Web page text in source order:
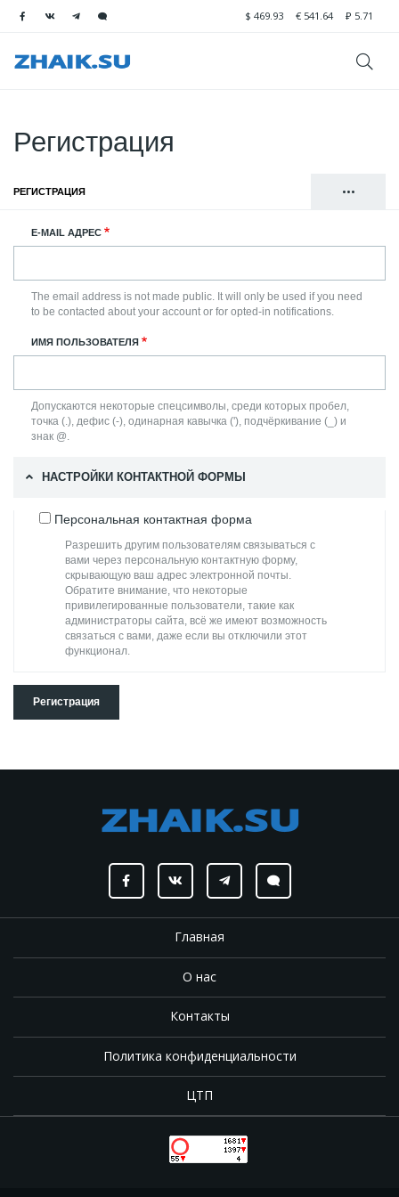
$ 469.93 € 541.64 ₽ 5.71
Регистрация
•••
вкладки
ВОЙТИ
РЕГИСТРАЦИЯ
E-MAIL АДРЕС
The email address is not made public. It will only be used if you need
to be contacted about your account or for opted-in notifications.
ИМЯ ПОЛЬЗОВАТЕЛЯ
Допускаются некоторые спецсимволы, среди которых пробел,
точка (.), дефис (-), одинарная кавычка ('), подчёркивание (_) и
знак @.
НАСТРОЙКИ КОНТАКТНОЙ ФОРМЫ
Персональная контактная форма
Разрешить другим пользователям связываться с
вами через персональную контактную форму,
скрывающую ваш адрес электронной почты.
Обратите внимание, что некоторые
привилегированные пользователи, такие как
администраторы сайта, всё же имеют возможность
связаться с вами, даже если вы отключили этот
функционал.
Главная
О нас
Контакты
Политика конфиденциальности
ЦТП